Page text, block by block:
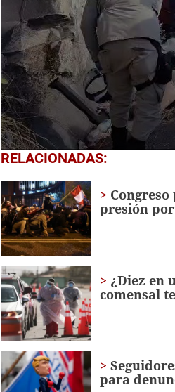
0
seconds
secondsVolume
0%
RELACIONADAS:
presión
¿Diez en
comensal
para